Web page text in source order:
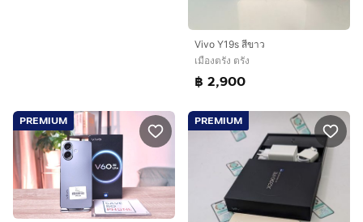
Vivo Y19s สีขาว
เมืองตรัง ตรัง
฿ 2,900
PREMIUM PREMIUM